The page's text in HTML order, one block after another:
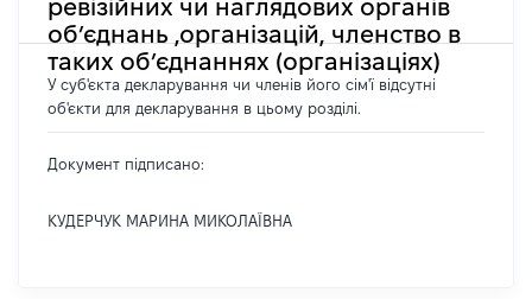
ревізійних чи наглядових органів
об’єднань ,організацій, членство в
таких об’єднаннях (організаціях)
У суб'єкта декларування чи членів його сім'ї відсутні
об'єкти для декларування в цьому розділі.
Документ підписано:
КУДЕРЧУК МАРИНА МИКОЛАЇВНА